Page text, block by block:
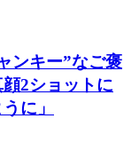
ンキー”なご褒
2ショットに
に」